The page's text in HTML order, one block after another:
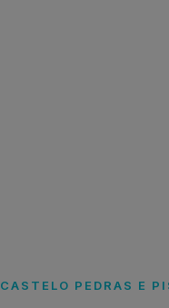
CASTELO PEDRAS E